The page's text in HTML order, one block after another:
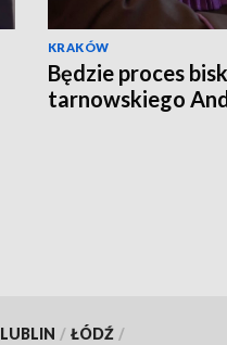
KRAKÓW
Będzie proces
tarnowskiego
LUBLIN / ŁÓDŹ /